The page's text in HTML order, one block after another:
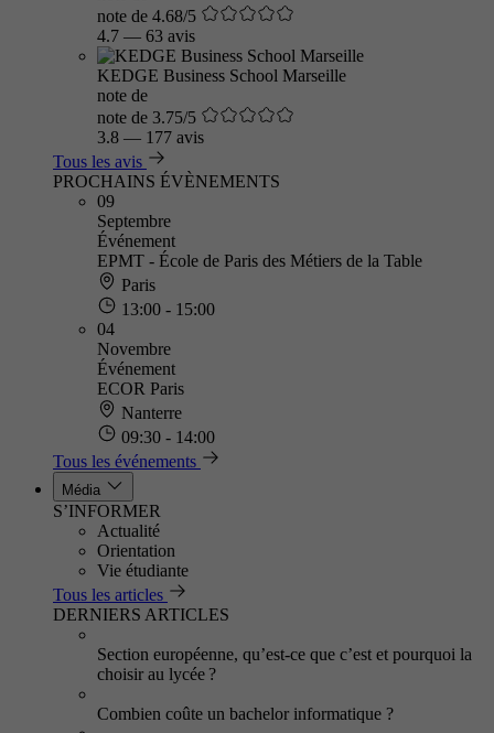
note de 4.68/5
4.7 — 63 avis
KEDGE Business School Marseille
note de
note de 3.75/5
3.8 — 177 avis
Tous les avis
PROCHAINS ÉVÈNEMENTS
09
Septembre
Événement
EPMT - École de Paris des Métiers de la Table
Paris
13:00 - 15:00
04
Novembre
Événement
ECOR Paris
Nanterre
09:30 - 14:00
Tous les événements
Média
S’INFORMER
Actualité
Orientation
Vie étudiante
Tous les articles
DERNIERS ARTICLES
Section européenne, qu’est-ce que c’est et pourquoi la
choisir au lycée ?
Combien coûte un bachelor informatique ?